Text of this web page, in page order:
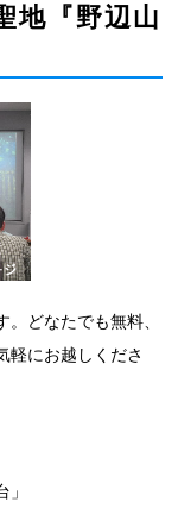
地『野辺山
どなたでも無料、
軽にお越しくださ